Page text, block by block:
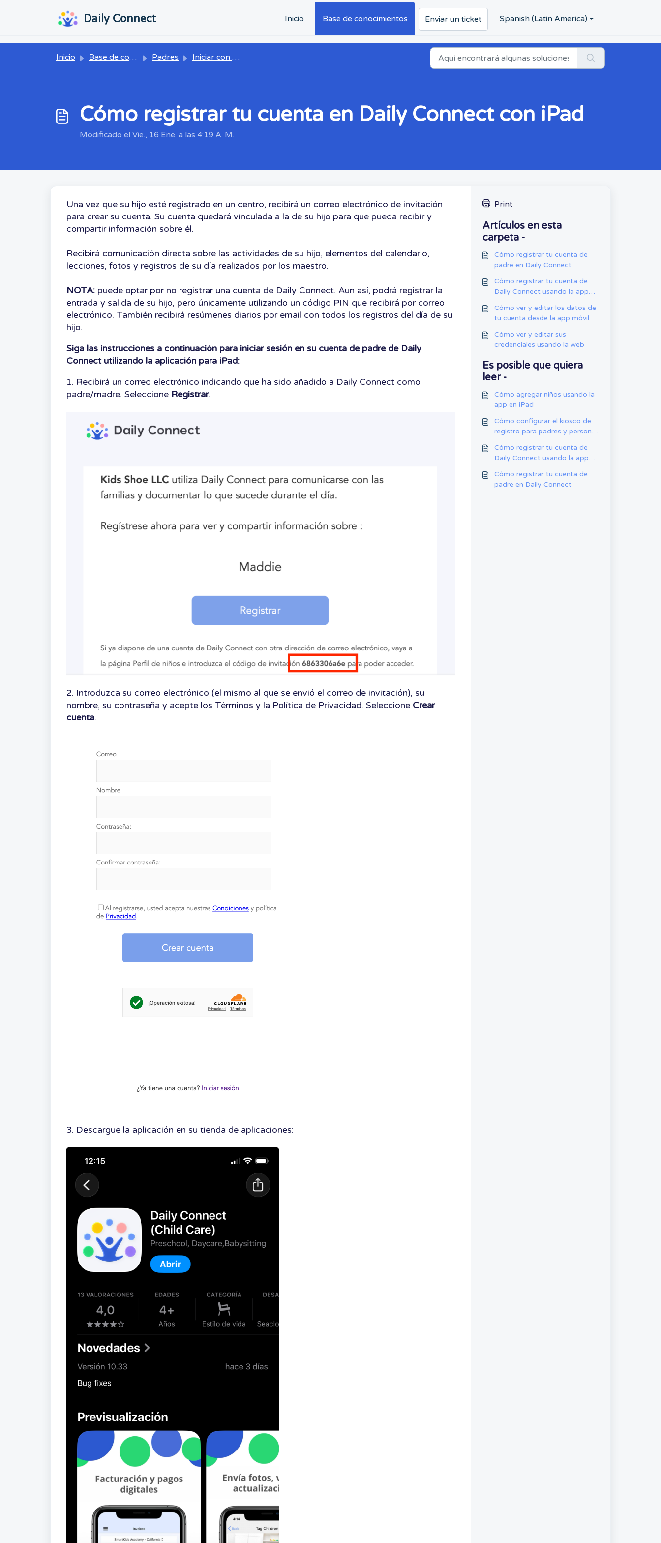
Daily Connect Inicio Base de conocimientos Enviar un ticket Spanish (Latin America)
Inicio Base de conocimientos Padres Iniciar con Daily Connect
Cómo registrar tu cuenta en Daily Connect con iPad
Modificado el Vie., 16 Ene. a las 4:19 A. M.
Una vez que su hijo esté registrado en un centro, recibirá un correo electrónico de invitación
para crear su cuenta. Su cuenta quedará vinculada a la de su hijo para que pueda recibir y
compartir información sobre él.
Recibirá comunicación directa sobre las actividades de su hijo, elementos del calendario,
lecciones, fotos y registros de su día realizados por los maestro.
NOTA: puede optar por no registrar una cuenta de Daily Connect. Aun así, podrá registrar la
entrada y salida de su hijo, pero únicamente utilizando un código PIN que recibirá por correo
electrónico. También recibirá resúmenes diarios por email con todos los registros del día de su
hijo.
Siga las instrucciones a continuación para iniciar sesión en su cuenta de padre de Daily
Connect utilizando la aplicación para iPad:
1. Recibirá un correo electrónico indicando que ha sido añadido a Daily Connect como
padre/madre. Seleccione Registrar.
2. Introduzca su correo electrónico (el mismo al que se envió el correo de invitación), su
nombre, su contraseña y acepte los Términos y la Política de Privacidad. Seleccione Crear
cuenta.
3. Descargue la aplicación en su tienda de aplicaciones:
Print
Artículos en esta
carpeta -
Cómo registrar tu cuenta de
padre en Daily Connect
Cómo registrar tu cuenta de
Daily Connect usando la app
Cómo ver y editar los datos de
tu cuenta desde la app móvil
Cómo ver y editar sus
credenciales usando la web
Es posible que quiera
leer -
Cómo agregar niños usando la
app en iPad
Cómo configurar el kiosco de
registro para padres y personal
Cómo registrar tu cuenta de
Daily Connect usando la app
Cómo registrar tu cuenta de
padre en Daily Connect